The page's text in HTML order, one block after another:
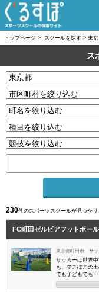
トップページ > スクールを探す > 東
ス
230件のスポーツスクールが見つかり
FC町田ゼルビアフットボー
東京都町田市 サッ
サッカーは世界
も、でこぼこの
でも子どもでも･